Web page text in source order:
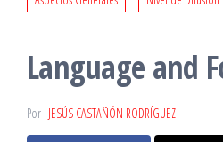
Language and
Por JESÚS CASTAÑÓN RODRÍGUEZ